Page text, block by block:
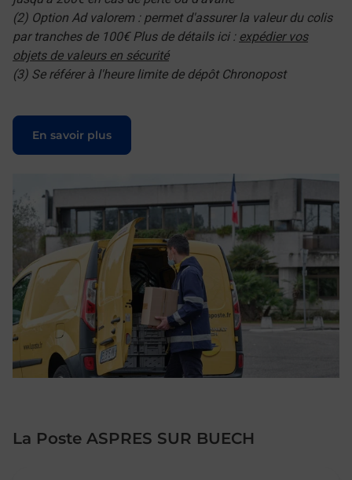
(2) Option Ad valorem : permet d'assurer la valeur du colis
par tranches de 100€ Plus de détails ici : expédier vos
objets de valeurs en sécurité
(3) Se référer à l'heure limite de dépôt Chronopost
En savoir plus
Le lien s'ouvre dans un nouvel onglet
La Poste ASPRES SUR BUECH